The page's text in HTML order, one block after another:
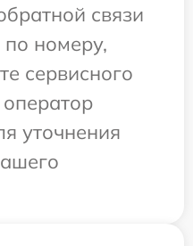
связи
номеру,
сервисного
уточнения